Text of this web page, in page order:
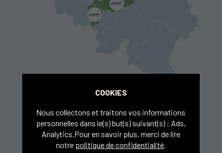
COOKIES
Nous collectons et traitons vos informations
personnelles dans le(s) but(s) suivant(s) : Ads,
Analytics .Pour en savoir plus, merci de lire
notre politique de confidentialité.
Belgique
Afin de nouer un lien durable avec ses